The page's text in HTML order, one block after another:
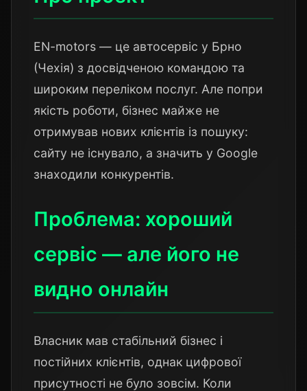
EN-motors — це автосервіс у Брно
(Чехія) з досвідченою командою та
широким переліком послуг. Але попри
якість роботи, бізнес майже не
отримував нових клієнтів із пошуку:
сайту не існувало, а значить у Google
знаходили конкурентів.
Проблема: хороший
сервіс — але його не
видно онлайн
Власник мав стабільний бізнес і
постійних клієнтів, однак цифрової
присутності не було зовсім. Коли